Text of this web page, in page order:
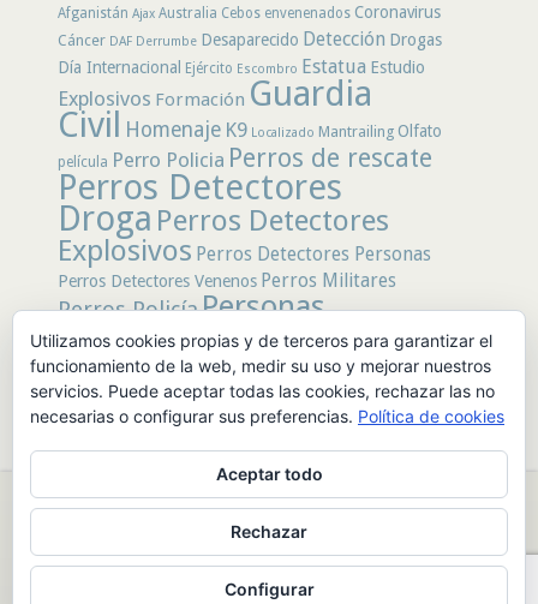
Afganistán Ajax Australia Cebos envenenados Coronavirus
Cáncer DAF Derrumbe Desaparecido Detección Drogas
Día Internacional Ejército Escombro Estatua Estudio
Explosivos Formación Guardia
Civil Homenaje K9 Localizado Mantrailing Olfato
película Perro Policia Perros de rescate
Perros Detectores
Droga Perros Detectores
Explosivos Perros Detectores Personas
Perros Detectores Venenos Perros Militares
Perros PolicíaPersonas
Desaparecidas Policía Policía Local
Policía Nacionalrastro rescate Restos
humanosTerremoto Tertulias Caninas Unidad
canina Veneno Video
© 2026 PerrosdeBusqueda |Política de Privacidad y Aviso Legal|
Utilizamos cookies propias y de terceros para garantizar el
funcionamiento de la web, medir su uso y mejorar nuestros
servicios. Puede aceptar todas las cookies, rechazar las no
necesarias o configurar sus preferencias. Política de cookies
Aceptar todo
Rechazar
Configurar